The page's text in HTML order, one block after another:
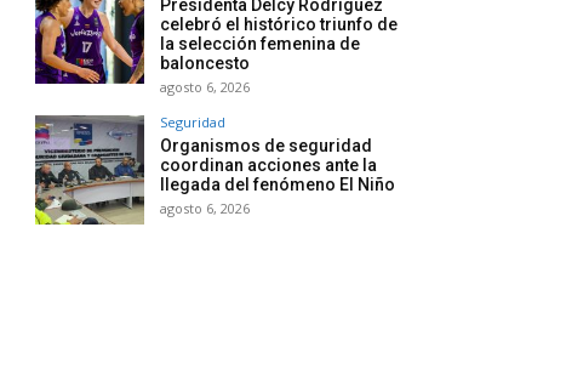
Presidenta Delcy Rodríguez
celebró el histórico triunfo de
la selección femenina de
baloncesto
agosto 6, 2026
Seguridad
Organismos de seguridad
coordinan acciones ante la
llegada del fenómeno El Niño
agosto 6, 2026